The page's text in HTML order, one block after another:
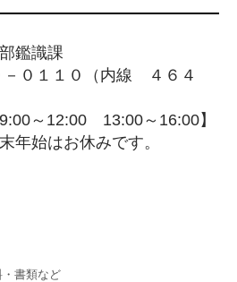
鑑識課
－０１１０（内線 ４６４
～12:00 13:00～16:00】
年始はお休みです。
・書類など